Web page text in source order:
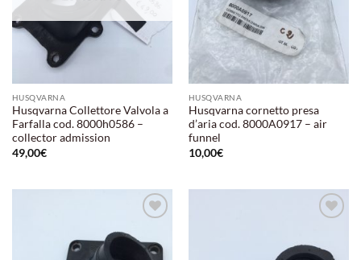
HUSQVARNA
Husqvarna Collettore Valvola a
Farfalla cod. 8000h0586 –
collector admission
49,00€
HUSQVARNA
Husqvarna cornetto presa
d’aria cod. 8000A0917 – air
funnel
10,00€
alla lista
dei
dei